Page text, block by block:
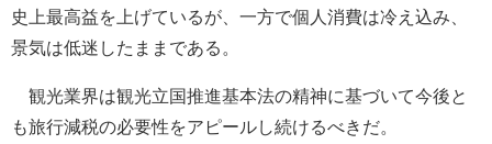
史上最高益を上げているが、一方で個人消費は冷え込み、
景気は低迷したままである。
観光業界は観光立国推進基本法の精神に基づいて今後と
も旅行減税の必要性をアピールし続けるべきだ。